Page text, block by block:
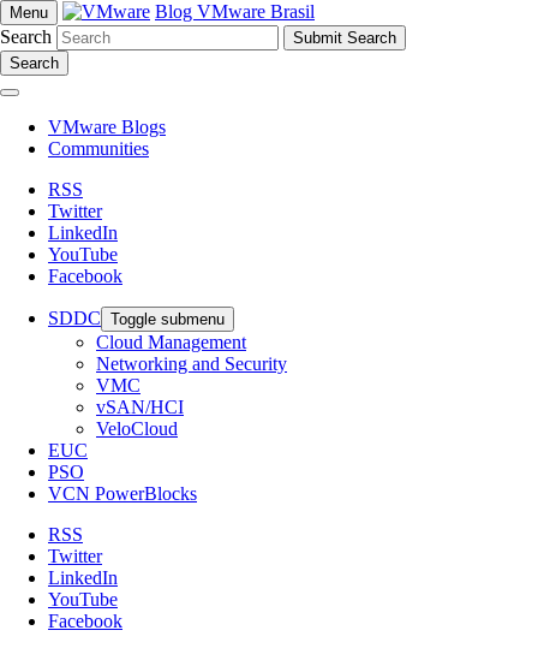
Menu
Blog VMware Brasil
Search
Search
VMware Blogs
Communities
RSS
Twitter
LinkedIn
YouTube
Facebook
SDDC Toggle submenu
Cloud Management
Networking and Security
VMC
vSAN/HCI
VeloCloud
EUC
PSO
VCN PowerBlocks
RSS
Twitter
LinkedIn
YouTube
Facebook